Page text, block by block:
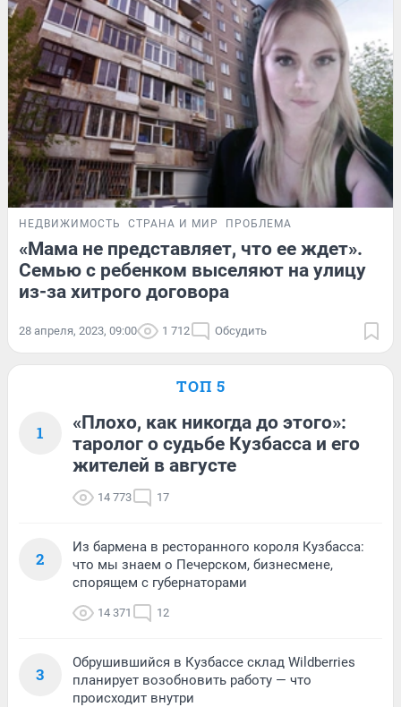
НЕДВИЖИМОСТЬ СТРАНА И МИР ПРОБЛЕМА
«Мама не представляет, что ее ждет».
Семью с ребенком выселяют на улицу
из-за хитрого договора
28 апреля, 2023, 09:00 1 712 Обсудить
ТОП 5
1
«Плохо, как никогда до этого»:
таролог о судьбе Кузбасса и его
жителей в августе
14 773 17
2
Из бармена в ресторанного короля Кузбасса:
что мы знаем о Печерском, бизнесмене,
спорящем с губернаторами
14 371 12
3
Обрушившийся в Кузбассе склад Wildberries
планирует возобновить работу — что
происходит внутри